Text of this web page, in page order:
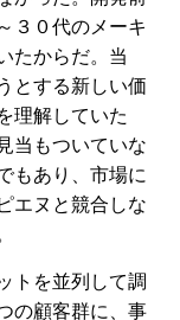
３０代のメーキ
たからだ。当
とする新しい価
理解していた
当もついていな
もあり、市場に
エヌと競合しな
トを並列して調
の顧客群に、事